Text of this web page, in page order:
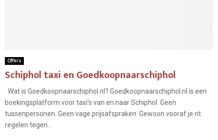
Offers
Schiphol taxi en Goedkoopnaarschiphol
Wat is Goedkoopnaarschiphol.nl? Goedkoopnaarschiphol.nl is een
boekingsplatform voor taxi’s van en naar Schiphol. Geen
tussenpersonen. Geen vage prijsafspraken. Gewoon vooraf je rit
regelen tegen...